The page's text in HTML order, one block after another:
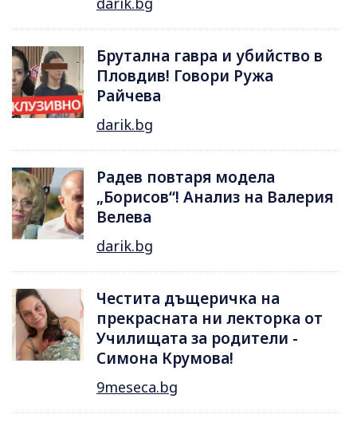
Брутална гавра и убийство в
Пловдив! Говори Ружа
Райчева
darik.bg
Радев повтаря модела
„Борисов“! Анализ на Валерия
Велева
darik.bg
Честита дъщеричка на
прекрасната ни лекторка от
Училищата за родители -
Симона Крумова!
9meseca.bg